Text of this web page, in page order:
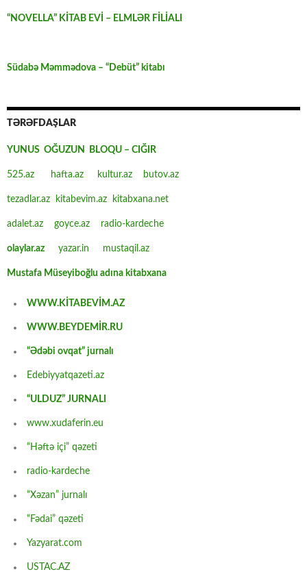
“NOVELLA” KİTAB EVİ – ELMLƏR FİLİALI
Südabə Məmmədova – “Debüt” kitabı
TƏRƏFDAŞLAR
YUNUS OĞUZUN BLOQU – CIĞIR
525.az hafta.az kultur.az butov.az
tezadlar.az kitabevim.az kitabxana.net
adalet.az goyce.az radio-kardeche
olaylar.az yazar.in mustaqil.az
Mustafa Müseyiboğlu adına kitabxana
WWW.KİTABEVİM.AZ
WWW.BEYDEMİR.RU
“Ədəbi ovqat” jurnalı
Edebiyyatqazeti.az
“ULDUZ” JURNALI
www.xudaferin.eu
“Həftə içi” qəzeti
radio-kardeche
“Xəzan” jurnalı
“Fədai” qəzeti
Yazyarat.com
USTAC.AZ